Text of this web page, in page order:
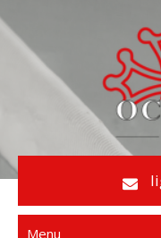
to
content
Le
Menu